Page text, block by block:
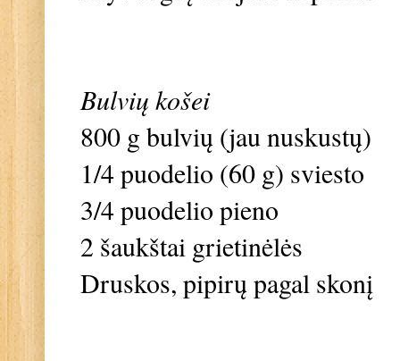
Bulvių košei
800 g bulvių (jau nuskustų)
1/4 puodelio (60 g) sviesto
3/4 puodelio pieno
2 šaukštai grietinėlės
Druskos, pipirų pagal skonį